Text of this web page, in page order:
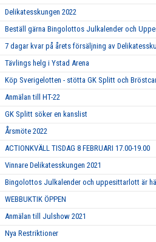
Delikatesskungen 2022
Beställ gärna Bingolottos Julkalender och
7 dagar kvar på årets försäljning av
Tävlings helg i Ystad Arena
Köp Sverigelotten - stötta GK Splitt och
Anmälan till HT-22
GK Splitt söker en kanslist
Årsmöte 2022
ACTIONKVÄLL TISDAG 8 FEBRUARI 17.00-19.00
Vinnare Delikatesskungen 2021
Bingolottos Julkalender och uppesittarlott är
WEBBUKTIK ÖPPEN
Anmälan till Julshow 2021
Nya Restriktioner